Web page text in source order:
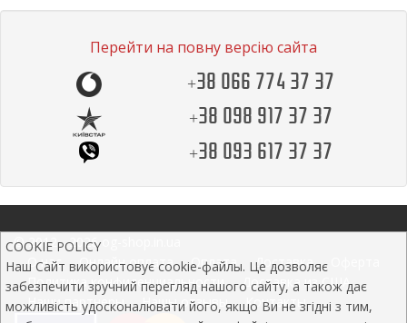
Перейти на повну версію сайта
+38 066 774 37 37
+38 098 917 37 37
+38 093 617 37 37
© 2012 - 2026 og-shop.in.ua
О нас
Онлайн оплата Оплата Доставка
Политика конфиденциальности
Доставка из США
Наши партнеры
Нашы отзывы Контакты
COOKIE POLICY
Наш Сайт використовує cookie-файлы. Це дозволяє
забезпечити зручний перегляд нашого сайту, а також дає
можливість удосконалювати його, якщо Ви не згідні з тим,